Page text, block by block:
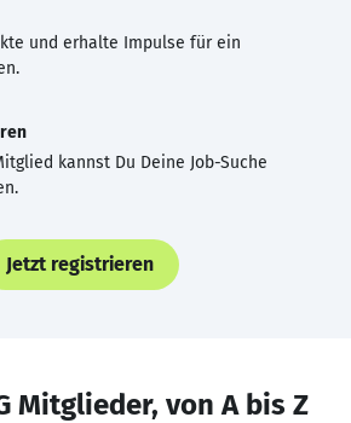
und erhalte Impulse für ein
kannst Du Deine Job-Suche
Jetzt registrieren
Mitglieder, von A bis Z